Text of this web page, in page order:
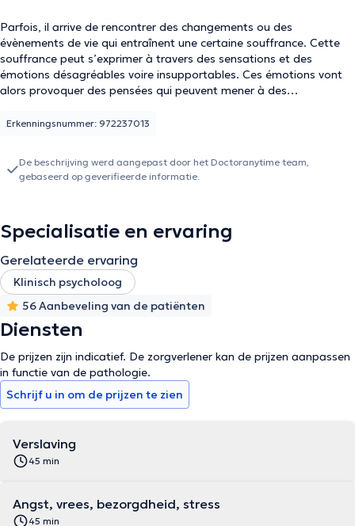
Parfois, il arrive de rencontrer des changements ou des
évènements de vie qui entraînent une certaine souffrance. Cette
souffrance peut s’exprimer à travers des sensations et des
émotions désagréables voire insupportables. Ces émotions vont
alors provoquer des pensées qui peuvent mener à des
situation qui le dépasse ? Qui n’a jamais adopté un
de sa vie de vivre une situation difficile à gérer.
construire de nouveaux modes de pensée plus réalistes ou plus
techniques efficaces en cas de souffrance psychologique :
dépression, anxiété, crise d’angoisse, estime de soi, évènement de
vie compliqué, difficultés relationnelles, changements, addictions,
burn-out, troubles obsessionnels compulsifs, phobies, etc. La co-
construction permet à la personne souhaitant entreprendre un
son bien-être psychologique.
Mon approche de travail s’oriente selon les techniques de la
thérapie cognitivo-comportementale (TCC) qui permettent de
problème et de travailler la régulation émotionnelle.
Erkenningsnummer: 972237013
De beschrijving werd aangepast door het Doctoranytime team,
gebaseerd op geverifieerde informatie.
Specialisatie en ervaring
Gerelateerde ervaring
Klinisch psycholoog
56 Aanbeveling van de patiënten
Diensten
De prijzen zijn indicatief. De zorgverlener kan de prijzen aanpassen
in functie van de pathologie.
Schrijf u in om de prijzen te zien
Verslaving
45 min
Angst, vrees, bezorgdheid, stress
45 min